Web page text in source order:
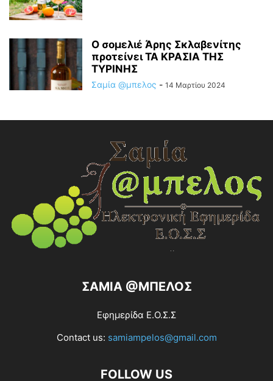
Ο σομελιέ Άρης Σκλαβενίτης
προτείνει ΤΑ ΚΡΑΣΙΑ ΤΗΣ
ΤΥΡΙΝΗΣ
Σαμία @μπελος - 14 Μαρτίου 2024
ΣΑΜΙΑ @ΜΠΕΛΟΣ
Εφημερίδα Ε.Ο.Σ.Σ
Contact us: samiampelos@gmail.com
FOLLOW US